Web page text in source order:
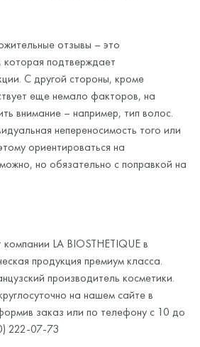
отзывы – это
подтверждает
С другой стороны, кроме
еще немало факторов, на
внимание – например, тип волос.
непереносимость того или
ориентироваться на
но обязательно с поправкой на
LA BIOSTHETIQUE в
продукция премиум класса.
производитель косметики.
на нашем сайте в
заказ или по телефону с 10 до
222-07-73